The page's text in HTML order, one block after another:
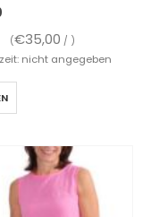
(€35,00 / )
nicht angegeben